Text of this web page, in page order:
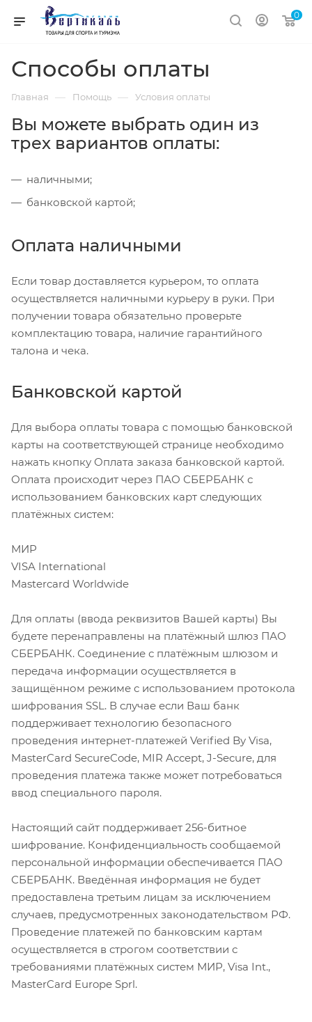
0
Способы оплаты
Главная — Помощь — Условия оплаты
Вы можете выбрать один из
трех вариантов оплаты:
наличными;
банковской картой;
Оплата наличными
Если товар доставляется курьером, то оплата
осуществляется наличными курьеру в руки. При
получении товара обязательно проверьте
комплектацию товара, наличие гарантийного
талона и чека.
Банковской картой
Для выбора оплаты товара с помощью банковской
карты на соответствующей странице необходимо
нажать кнопку Оплата заказа банковской картой.
Оплата происходит через ПАО СБЕРБАНК с
использованием банковских карт следующих
платёжных систем:
МИР
VISA International
Mastercard Worldwide
Для оплаты (ввода реквизитов Вашей карты) Вы
будете перенаправлены на платёжный шлюз ПАО
СБЕРБАНК. Соединение с платёжным шлюзом и
передача информации осуществляется в
защищённом режиме с использованием протокола
шифрования SSL. В случае если Ваш банк
поддерживает технологию безопасного
проведения интернет-платежей Verified By Visa,
MasterCard SecureCode, MIR Accept, J-Secure, для
проведения платежа также может потребоваться
ввод специального пароля.
Настоящий сайт поддерживает 256-битное
шифрование. Конфиденциальность сообщаемой
персональной информации обеспечивается ПАО
СБЕРБАНК. Введённая информация не будет
предоставлена третьим лицам за исключением
случаев, предусмотренных законодательством РФ.
Проведение платежей по банковским картам
осуществляется в строгом соответствии с
требованиями платёжных систем МИР, Visa Int.,
MasterCard Europe Sprl.